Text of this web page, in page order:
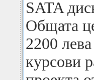
SATA
Общата
2200
курсови